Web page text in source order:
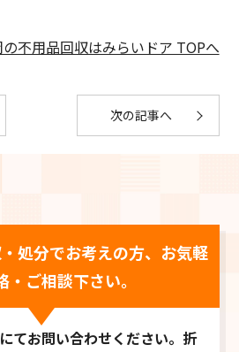
の不用品回収はみらいドア TOPへ
次の記事へ
処分でお考えの方、お気軽
・ご相談下さい。
てお問い合わせください。折